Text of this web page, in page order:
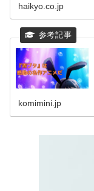
haikyo.co.jp
komimini.jp